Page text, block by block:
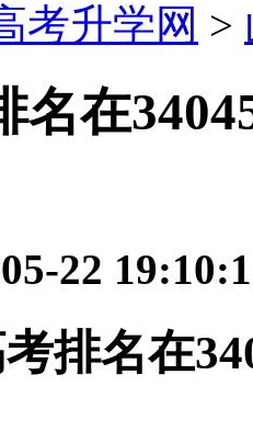
考升学网 >
名在
22
排名在